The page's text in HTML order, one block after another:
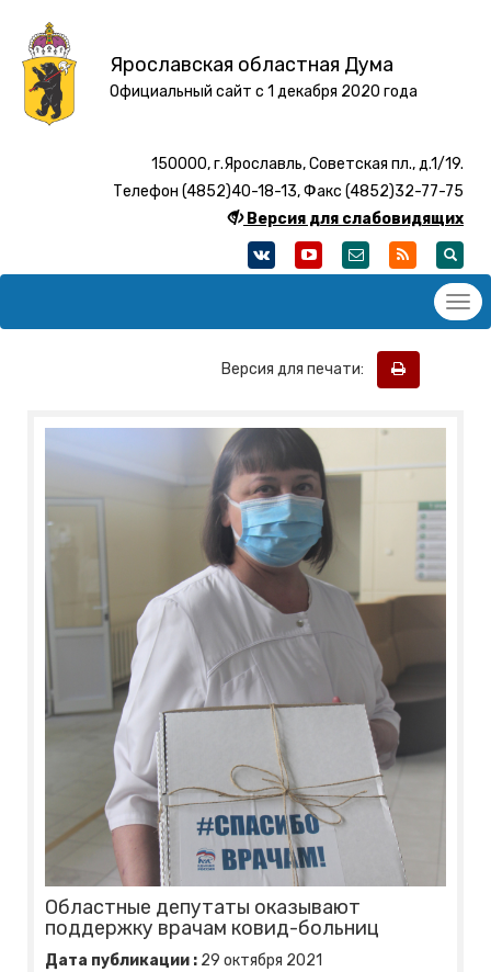
Ярославская областная Дума
Официальный сайт с 1 декабря 2020 года
150000, г.Ярославль, Советская пл., д.1/19.
Телефон (4852)40-18-13, Факс (4852)32-77-75
Версия для слабовидящих
Версия для печати:
Областные депутаты оказывают
поддержку врачам ковид-больниц
Дата публикации : 29 октября 2021